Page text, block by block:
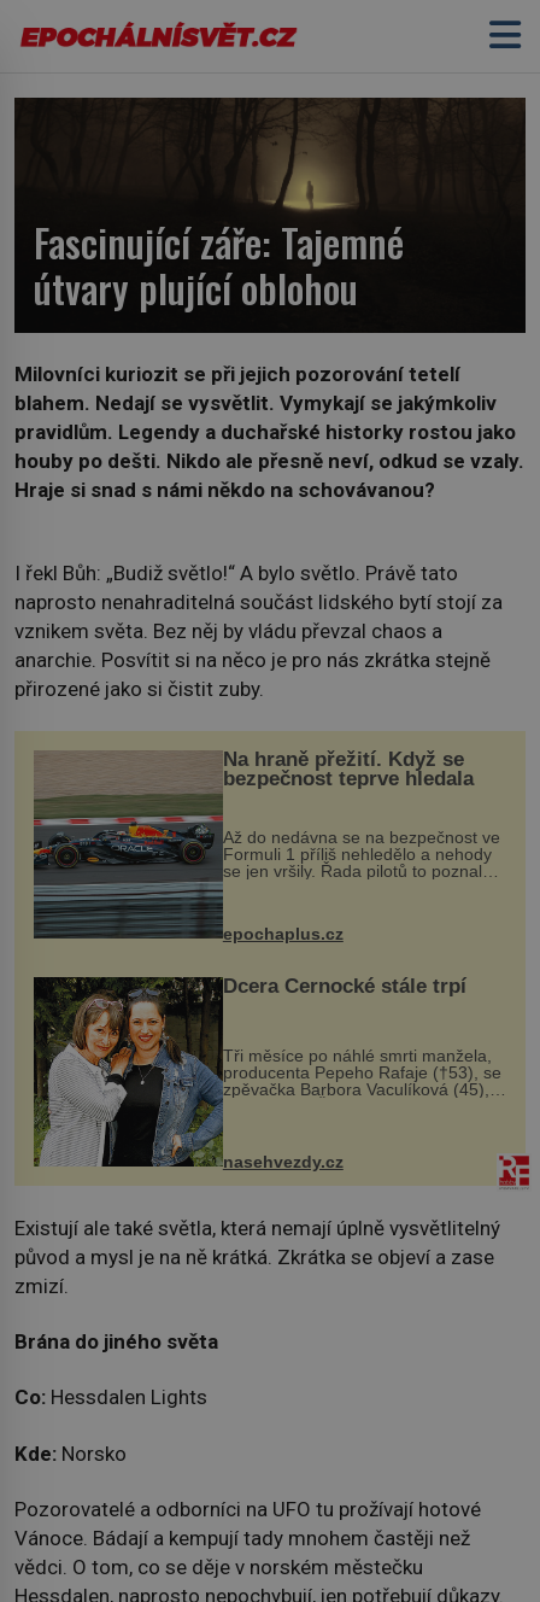
Fascinující záře: Tajemné
útvary plující oblohou
Milovníci kuriozit se při jejich pozorování tetelí
blahem. Nedají se vysvětlit. Vymykají se jakýmkoliv
pravidlům. Legendy a duchařské historky rostou jako
houby po dešti. Nikdo ale přesně neví, odkud se vzaly.
Hraje si snad s námi někdo na schovávanou?
I řekl Bůh: „Budiž světlo!“ A bylo světlo. Právě tato
naprosto nenahraditelná součást lidského bytí stojí za
vznikem světa. Bez něj by vládu převzal chaos a
anarchie. Posvítit si na něco je pro nás zkrátka stejně
přirozené jako si čistit zuby.
Na hraně přežití. Když se
bezpečnost teprve hledala
Až do nedávna se na bezpečnost ve
Formuli 1 příliš nehledělo a nehody
se jen vršily. Řada pilotů to poznala
na vlastní kůži, často s trvalými
následky nebo bohužel i ztrátou
života. Dnes nepochopiteln...
epochaplus.cz
Dcera Černocké stále trpí
Tři měsíce po náhlé smrti manžela,
producenta Pepeho Rafaje (†53), se
zpěvačka Barbora Vaculíková (45),
dcera Petry Černocké (75), poprvé
ozvala veřejnosti. Na sociální síti
sdílela, že se snaží fung...
nasehvezdy.cz
Existují ale také světla, která nemají úplně vysvětlitelný
původ a mysl je na ně krátká. Zkrátka se objeví a zase
zmizí.
Brána do jiného světa
Co: Hessdalen Lights
Kde: Norsko
Pozorovatelé a odborníci na UFO tu prožívají hotové
Vánoce. Bádají a kempují tady mnohem častěji než
vědci. O tom, co se děje v norském městečku
Hessdalen, naprosto nepochybují, jen potřebují důkazy.